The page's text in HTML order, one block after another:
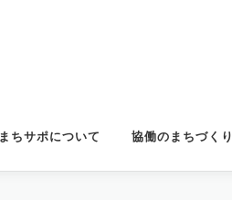
まちサポについて 協働のまちづくり